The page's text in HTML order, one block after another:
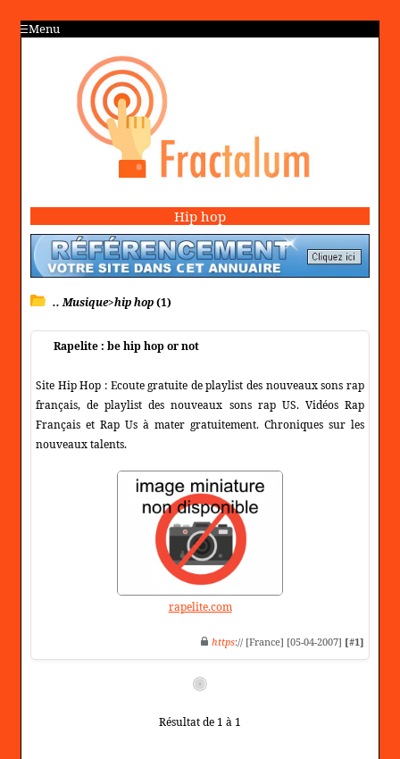
Menu
Hip hop
.. Musique>hip hop(1)
Rapelite : be hip hop or not
Site Hip Hop : Ecoute gratuite de playlist des nouveaux sons rap
français, de playlist des nouveaux sons rap US. Vidéos Rap
Français et Rap Us à mater gratuitement. Chroniques sur les
nouveaux talents.
rapelite.com
https:// [France] [05-04-2007] [#1]
Résultat de 1 à 1